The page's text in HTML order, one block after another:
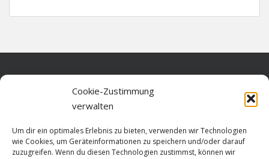
Cookie-Zustimmung
verwalten
Um dir ein optimales Erlebnis zu bieten, verwenden wir Technologien
wie Cookies, um Geräteinformationen zu speichern und/oder darauf
zuzugreifen. Wenn du diesen Technologien zustimmst, können wir
Datenschutz